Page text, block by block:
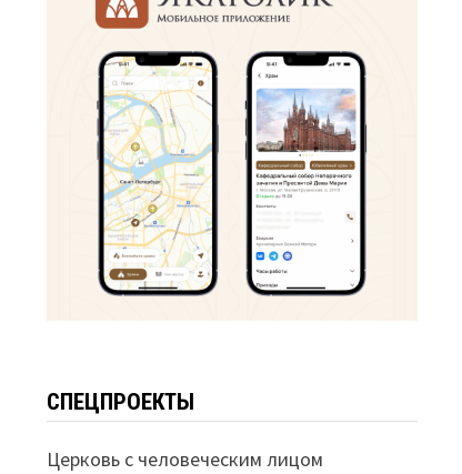
СПЕЦПРОЕКТЫ
Церковь с человеческим лицом